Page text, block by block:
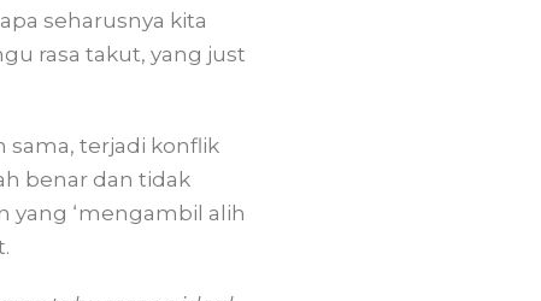
seharusnya kita
rasa takut, yang just
sama, terjadi konflik
benar dan tidak
yang ‘mengambil alih